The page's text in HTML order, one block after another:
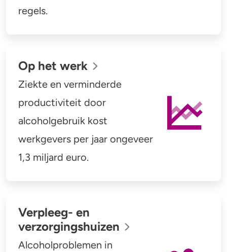
Wet
regels.
Op het werk
Ziekte en verminderde
productiviteit door
alcoholgebruik kost
werkgevers per jaar ongeveer
1,3 miljard euro.
Verpleeg- en
verzorgingshuizen
Alcoholproblemen in